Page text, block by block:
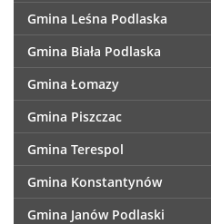
Gmina Leśna Podlaska
Gmina Biała Podlaska
Gmina Łomazy
Gmina Piszczac
Gmina Terespol
Gmina Konstantynów
Gmina Janów Podlaski